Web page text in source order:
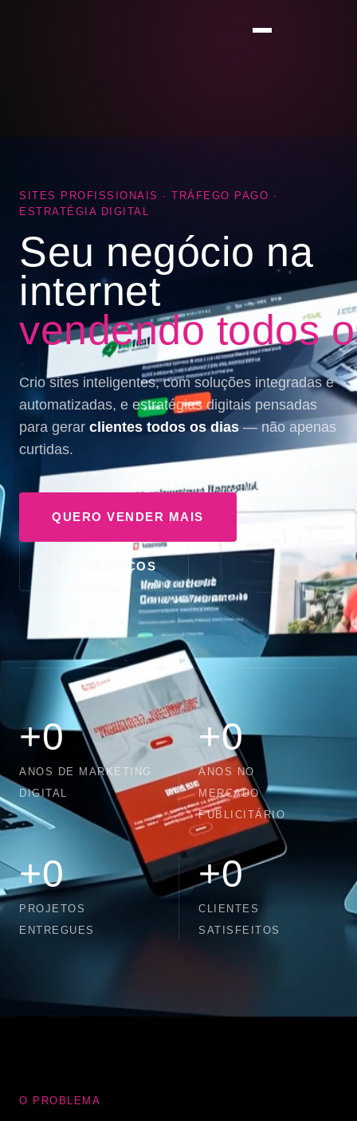
SITES PROFISSIONAIS · TRÁFEGO PAGO ·
ESTRATÉGIA DIGITAL
Seu negócio na
internet
vendendo todos
Crio sites inteligentes, com soluções integradas e
automatizadas, e estratégias digitais pensadas
para gerar clientes todos os dias — não apenas
curtidas.
QUERO VENDER MAIS
VER SERVIÇOS
+0
ANOS DE MARKETING
DIGITAL
+0
ANOS NO
MERCADO
PUBLICITÁRIO
+0
PROJETOS
ENTREGUES
+0
CLIENTES
SATISFEITOS
O PROBLEMA